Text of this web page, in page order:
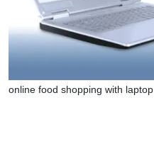
online food shopping with laptop